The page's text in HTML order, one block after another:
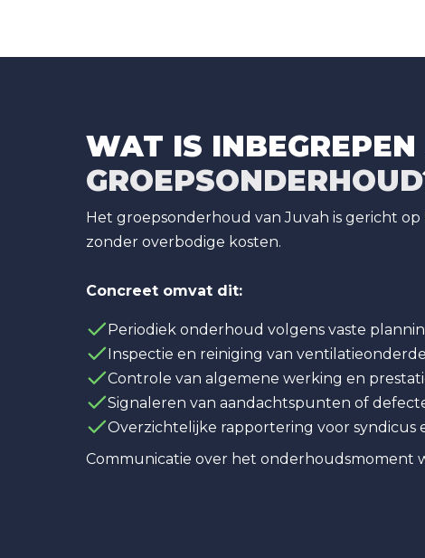
WAT IS
GROEPSONDERHOUD
Het groepsonderhoud van Juvah is gericht op
zonder overbodige kosten.
Concreet omvat dit:
Periodiek onderhoud volgens vaste
Inspectie en reiniging van
Controle van algemene werking en
Signaleren van aandachtspunten of
Overzichtelijke rapportering voor syndicus
Communicatie over het onderhoudsmoment